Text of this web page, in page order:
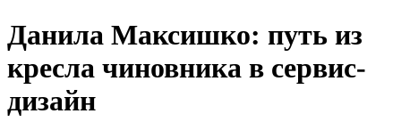
Данила Максишко: путь из
кресла чиновника в сервис-
дизайн